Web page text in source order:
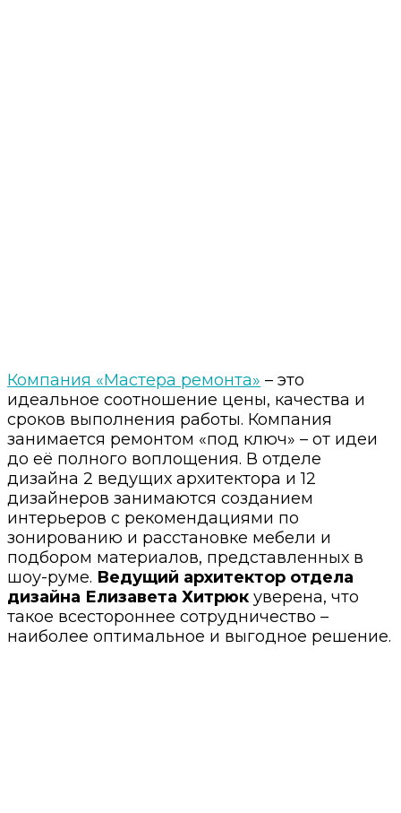
Компания «Мастера ремонта» – это
идеальное соотношение цены, качества и
сроков выполнения работы. Компания
занимается ремонтом «под ключ» – от идеи
до её полного воплощения. В отделе
дизайна 2 ведущих архитектора и 12
дизайнеров занимаются созданием
интерьеров с рекомендациями по
зонированию и расстановке мебели и
подбором материалов, представленных в
шоу-руме. Ведущий архитектор отдела
дизайна Елизавета Хитрюк уверена, что
такое всестороннее сотрудничество –
наиболее оптимальное и выгодное решение.